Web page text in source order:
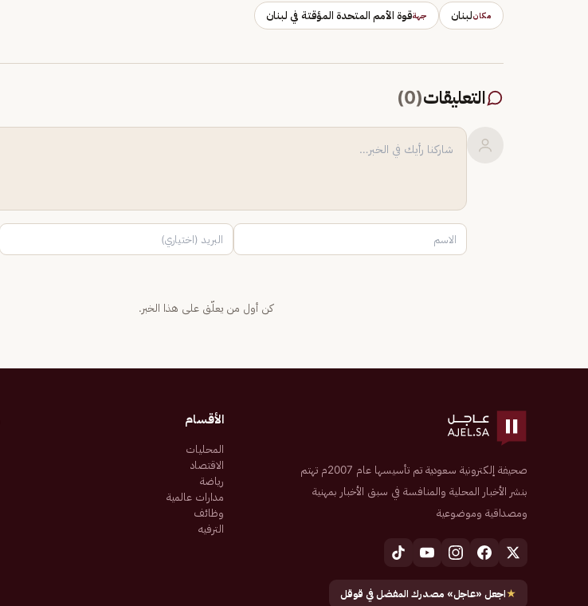
مكانلبنان جهةقوة الأمم المتحدة المؤقتة في لبنان
التعليقات(
0
)
كن أول من يعلّق على هذا الخبر.
صحيفة إلكترونية سعودية تم تأسيسها عام 2007م تهتم
بنشر الأخبار المحلية والمنافسة في سبق الأخبار بمهنية
ومصداقية وموضوعية
★اجعل «عاجل» مصدرك المفضل في قوقل
الأقسام
المحليات
الاقتصاد
رياضة
مدارات عالمية
وظائف
الترفيه